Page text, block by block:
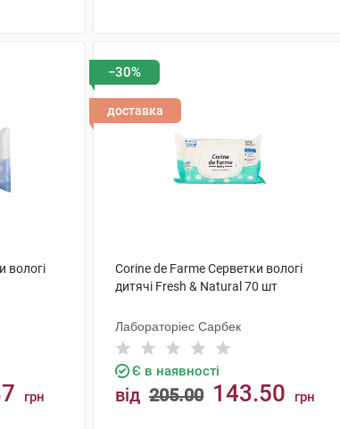
вологі
грн
−30%
доставка
Corine de Farme Серветки вологі
дитячі Fresh & Natural 70 шт
Лабораторіес Сарбек
Є в наявності
від 205.00 143.50 грн